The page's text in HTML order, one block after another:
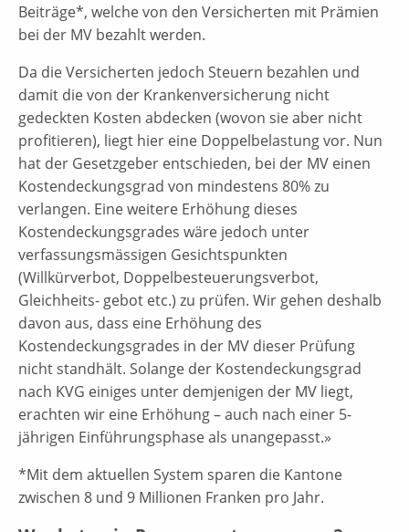
Beiträge*, welche von den Versicherten mit Prämien
bei der MV bezahlt werden.
Da die Versicherten jedoch Steuern bezahlen und
damit die von der Krankenversicherung nicht
gedeckten Kosten abdecken (wovon sie aber nicht
profitieren), liegt hier eine Doppelbelastung vor. Nun
hat der Gesetzgeber entschieden, bei der MV einen
Kostendeckungsgrad von mindestens 80% zu
verlangen. Eine weitere Erhöhung dieses
Kostendeckungsgrades wäre jedoch unter
verfassungsmässigen Gesichtspunkten
(Willkürverbot, Doppelbesteuerungsverbot,
Gleichheits- gebot etc.) zu prüfen. Wir gehen deshalb
davon aus, dass eine Erhöhung des
Kostendeckungsgrades in der MV dieser Prüfung
nicht standhält. Solange der Kostendeckungsgrad
nach KVG einiges unter demjenigen der MV liegt,
erachten wir eine Erhöhung – auch nach einer 5-
jährigen Einführungsphase als unangepasst.»
*Mit dem aktuellen System sparen die Kantone
zwischen 8 und 9 Millionen Franken pro Jahr.